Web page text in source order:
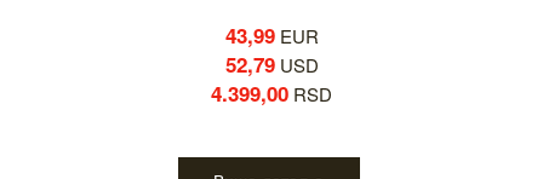
43,99EUR
52,79USD
4.399,00 RSD